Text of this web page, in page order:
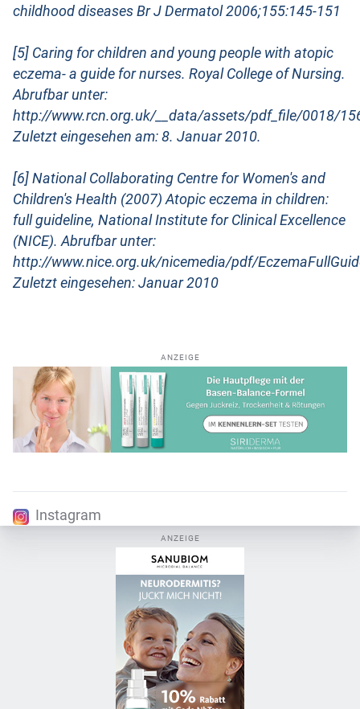
childhood diseases Br J Dermatol 2006;155:145-151
[5] Caring for children and young people with atopic
eczema- a guide for nurses. Royal College of Nursing.
Abrufbar unter:
http://www.rcn.org.uk/__data/assets/pdf_file/0018/
Zuletzt eingesehen am: 8. Januar 2010.
[6] National Collaborating Centre for Women's and
Children's Health (2007) Atopic eczema in children:
full guideline, National Institute for Clinical Excellence
(NICE). Abrufbar unter:
http://www.nice.org.uk/nicemedia/pdf/
Zuletzt eingesehen: Januar 2010
ANZEIGE
Instagram
ANZEIGE